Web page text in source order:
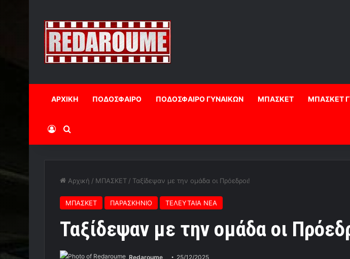
ΑΡΧΙΚΗ ΠΟΔΟΣΦΑΙΡΟ ΠΟΔΟΣΦΑΙΡΟ ΓΥΝΑΙΚΩΝ ΜΠΑΣΚΕΤ ΜΠΑΣΚΕΤ
Log InΑναζήτηση
Αρχική / ΜΠΑΣΚΕΤ / Ταξίδεψαν με την ομάδα οι Πρόεδροι!
ΜΠΑΣΚΕΤ ΠΑΡΑΣΚΗΝΙΟ ΤΕΛΕΥΤΑΙΑ ΝΕΑ
Ταξίδεψαν με την ομάδα οι
Redaroume 25/12/2025